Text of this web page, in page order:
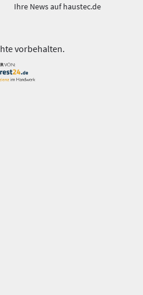
Ihre News auf haustec.de
vorbehalten.